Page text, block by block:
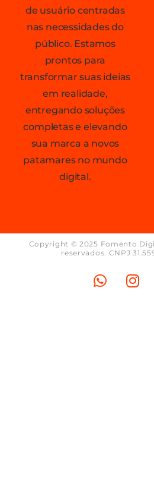
de usuário centradas
nas necessidades do
público. Estamos
prontos para
transformar suas ideias
em realidade,
entregando soluções
completas e elevando
sua marca a novos
patamares no mundo
digital.
Copyright © 2025 Fomento
reservados. CNPJ